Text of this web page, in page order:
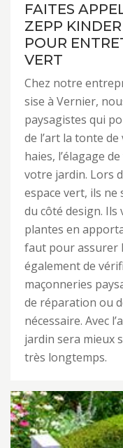
FAITES
ZEPP
POUR
VERT
Chez notre
sise à Vernier,
paysagistes qui
de l’art la tonte
haies, l’élagage
votre jardin. Lors
espace vert, ils ne
du côté design.
plantes en
faut pour assurer
également de
maçonneries
de réparation ou
nécessaire. Avec
jardin sera mieux
très longtemps.